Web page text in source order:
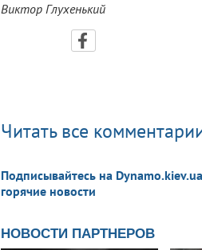
Виктор Глухенький
Читать все
Подписывайтесь на
горячие новости